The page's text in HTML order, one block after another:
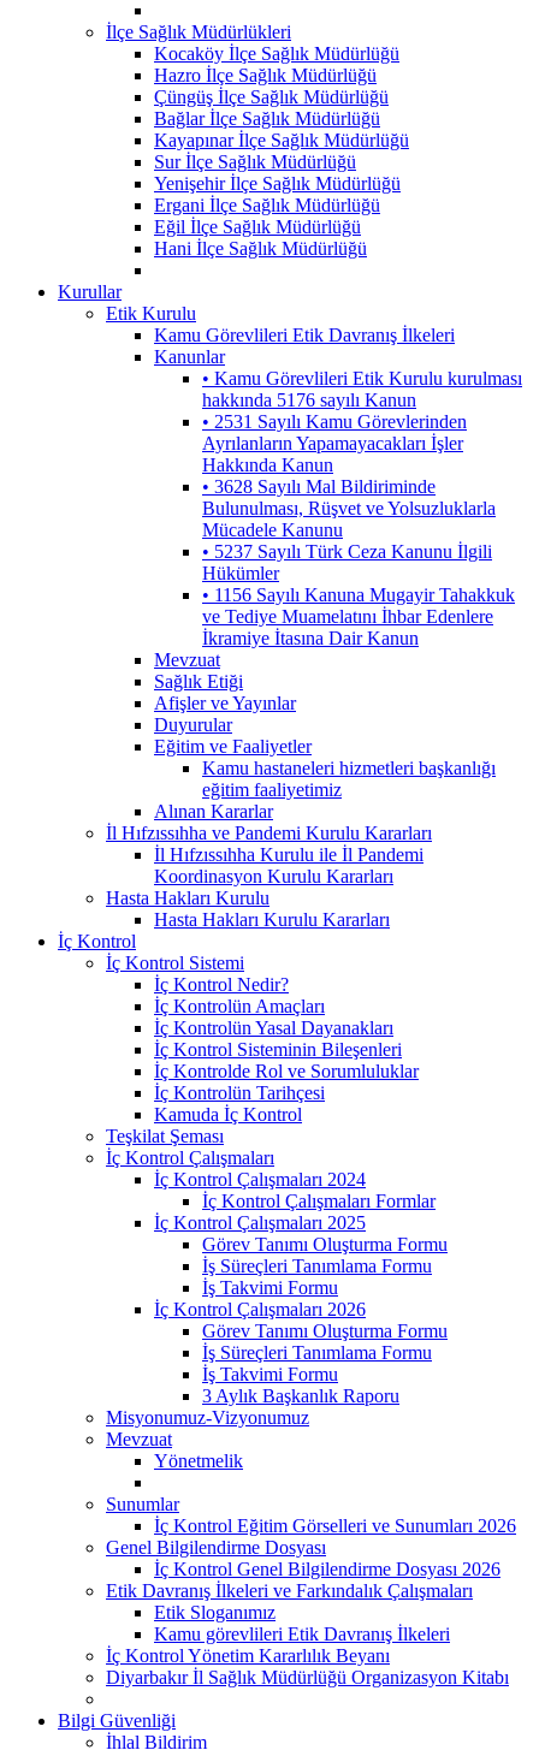
İlçe Sağlık Müdürlükleri
Kocaköy İlçe Sağlık Müdürlüğü
Hazro İlçe Sağlık Müdürlüğü
Çüngüş İlçe Sağlık Müdürlüğü
Bağlar İlçe Sağlık Müdürlüğü
Kayapınar İlçe Sağlık Müdürlüğü
Sur İlçe Sağlık Müdürlüğü
Yenişehir İlçe Sağlık Müdürlüğü
Ergani İlçe Sağlık Müdürlüğü
Eğil İlçe Sağlık Müdürlüğü
Hani İlçe Sağlık Müdürlüğü
Kurullar
Etik Kurulu
Kamu Görevlileri Etik Davranış İlkeleri
Kanunlar
• Kamu Görevlileri Etik Kurulu kurulması
hakkında 5176 sayılı Kanun
• 2531 Sayılı Kamu Görevlerinden
Ayrılanların Yapamayacakları İşler
Hakkında Kanun
• 3628 Sayılı Mal Bildiriminde
Bulunulması, Rüşvet ve Yolsuzluklarla
Mücadele Kanunu
• 5237 Sayılı Türk Ceza Kanunu İlgili
Hükümler
• 1156 Sayılı Kanuna Mugayir Tahakkuk
ve Tediye Muamelatını İhbar Edenlere
İkramiye İtasına Dair Kanun
Mevzuat
Sağlık Etiği
Afişler ve Yayınlar
Duyurular
Eğitim ve Faaliyetler
Kamu hastaneleri hizmetleri başkanlığı
eğitim faaliyetimiz
Alınan Kararlar
İl Hıfzıssıhha ve Pandemi Kurulu Kararları
İl Hıfzıssıhha Kurulu ile İl Pandemi
Koordinasyon Kurulu Kararları
Hasta Hakları Kurulu
Hasta Hakları Kurulu Kararları
İç Kontrol
İç Kontrol Sistemi
İç Kontrol Nedir?
İç Kontrolün Amaçları
İç Kontrolün Yasal Dayanakları
İç Kontrol Sisteminin Bileşenleri
İç Kontrolde Rol ve Sorumluluklar
İç Kontrolün Tarihçesi
Kamuda İç Kontrol
Teşkilat Şeması
İç Kontrol Çalışmaları
İç Kontrol Çalışmaları 2024
İç Kontrol Çalışmaları Formlar
İç Kontrol Çalışmaları 2025
Görev Tanımı Oluşturma Formu
İş Süreçleri Tanımlama Formu
İş Takvimi Formu
İç Kontrol Çalışmaları 2026
Görev Tanımı Oluşturma Formu
İş Süreçleri Tanımlama Formu
İş Takvimi Formu
3 Aylık Başkanlık Raporu
Misyonumuz-Vizyonumuz
Mevzuat
Yönetmelik
Sunumlar
İç Kontrol Eğitim Görselleri ve Sunumları 2026
Genel Bilgilendirme Dosyası
İç Kontrol Genel Bilgilendirme Dosyası 2026
Etik Davranış İlkeleri ve Farkındalık Çalışmaları
Etik Sloganımız
Kamu görevlileri Etik Davranış İlkeleri
İç Kontrol Yönetim Kararlılık Beyanı
Diyarbakır İl Sağlık Müdürlüğü Organizasyon Kitabı
Bilgi Güvenliği
İhlal Bildirim